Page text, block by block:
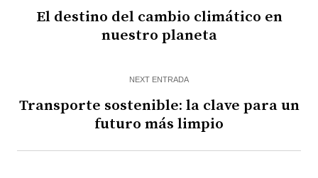
El destino del cambio climático en
nuestro planeta
NEXT ENTRADA
Transporte sostenible: la clave para un
futuro más limpio